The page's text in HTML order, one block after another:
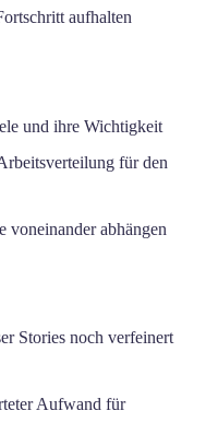
aufhalten
und ihre Wichtigkeit
für den
voneinander abhängen
Stories noch verfeinert
Aufwand für